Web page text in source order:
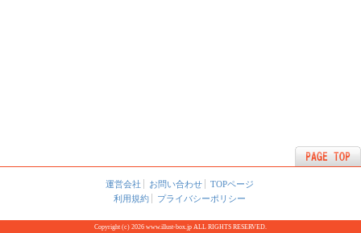
運営会社 お問い合わせ
TOPページ
利用規約
プライバシーポリシー
Copyright (c) 2026 www.illust-box.jp ALL RIGHTS RESERVED.